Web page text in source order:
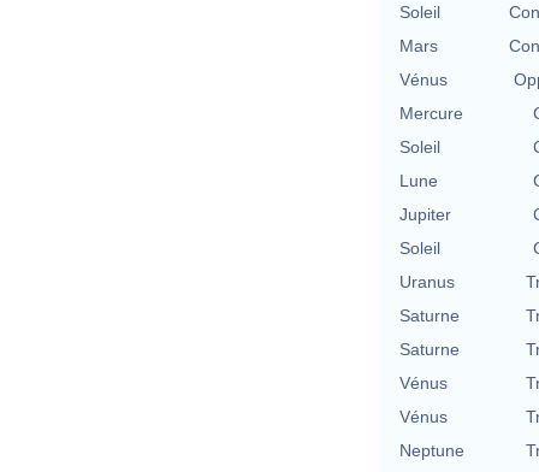
Soleil
Mars
Vénus
Mercure
Soleil
Lune
Jupiter
Soleil
Uranus
Saturne
Saturne
Vénus
Vénus
Neptune